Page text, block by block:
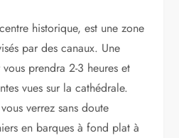
historique, est une zone
par des canaux. Une
prendra 2-3 heures et
vues sur la cathédrale.
verrez sans doute
en barques à fond plat à